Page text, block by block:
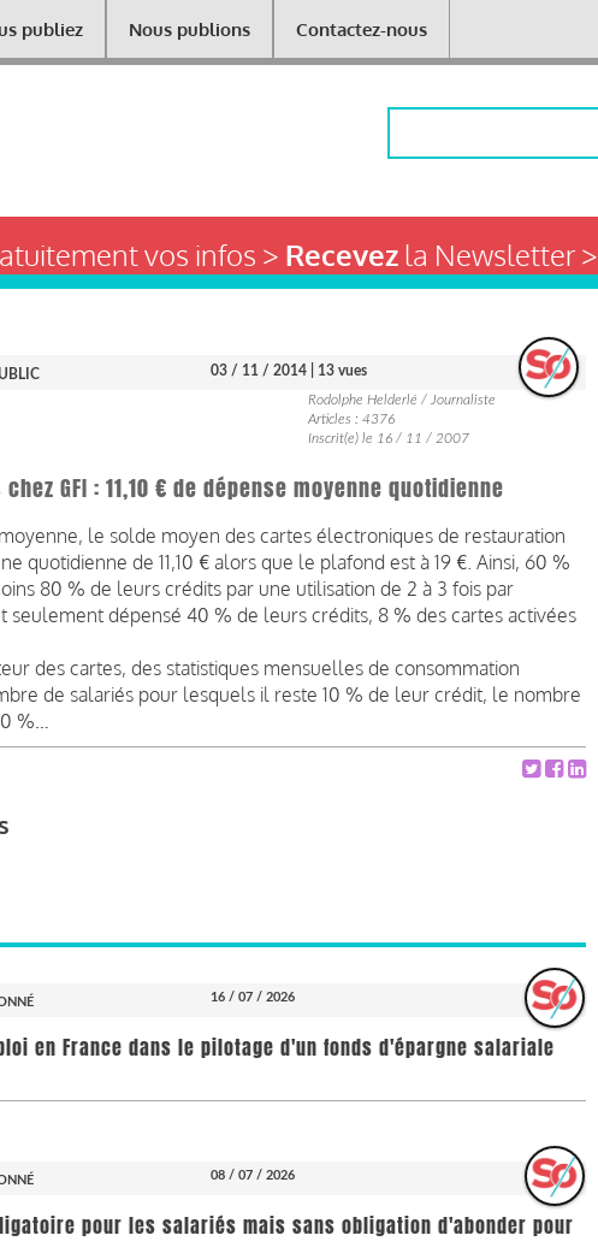
publiez Nous publions Contactez-nous
vos infos > Recevezla Newsletter >
03 / 11 / 2014 | 13 vues
Rodolphe Helderlé / Journaliste
Articles : 4376
Inscrit(e) le 16 / 11 / 2007
GFI : 11,10 € de dépense moyenne quotidienne
le solde moyen des cartes électroniques de restauration
quotidienne de 11,10 € alors que le plafond est à 19 €. Ainsi, 60 %
80 % de leurs crédits par une utilisation de 2 à 3 fois par
seulement dépensé 40 % de leurs crédits, 8 % des cartes activées
des cartes, des statistiques mensuelles de consommation
de salariés pour lesquels il reste 10 % de leur crédit, le nombre
%…
16 / 07 / 2026
en France dans le pilotage d'un fonds d'épargne salariale
08 / 07 / 2026
pour les salariés mais sans obligation d'abonder pour